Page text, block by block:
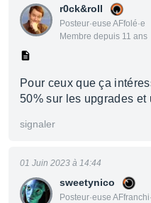
r0ck&roll
Posteur·euse AFfolé·e
Membre depuis 11 ans
Pour ceux que ça
50% sur les upgrades et
signaler
sweetynico
Posteur·euse
01 Juin 2023 à 14:44